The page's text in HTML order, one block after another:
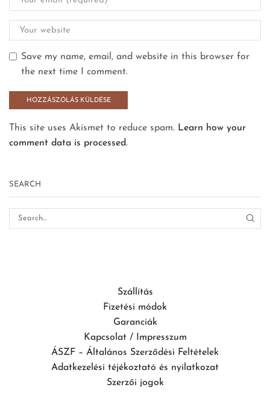
Save my name, email, and website in this browser for
the next time I comment.
This site uses Akismet to reduce spam. Learn how your
comment data is processed.
SEARCH
Szállítás
Fizetési módok
Garanciák
Kapcsolat / Impresszum
ÁSZF – Általános Szerződési Feltételek
Adatkezelési téjékoztató és nyilatkozat
Szerzői jogok